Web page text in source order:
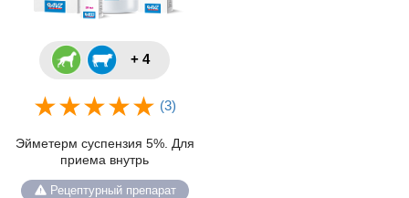
+ 4
(3)
Эйметерм суспензия 5%. Для
приема внутрь
Рецептурный препарат